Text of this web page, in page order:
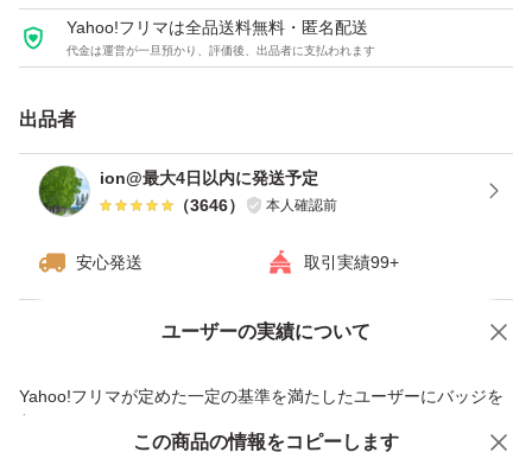
【価格について】
単品での値下げ交渉には応じません。
1袋→1,364円
▼宅急便コンパクト（匿名・追跡）発送
相談ください。
Yahoo!フリマは全品送料無料・匿名配送
代金は運営が一旦預かり、評価後、出品者に支払われます
出品者
ion@最大4日以内に発送予定
（3646） 本人確認前
安心発送 取引実績99+
ユーザーの実績について
Yahoo!フリマが定めた一定の基準を満たしたユーザーにバッジを
付与しています
価格の相談 商品への質問
この商品の情報をコピーします
この商品をみている人にオススメ